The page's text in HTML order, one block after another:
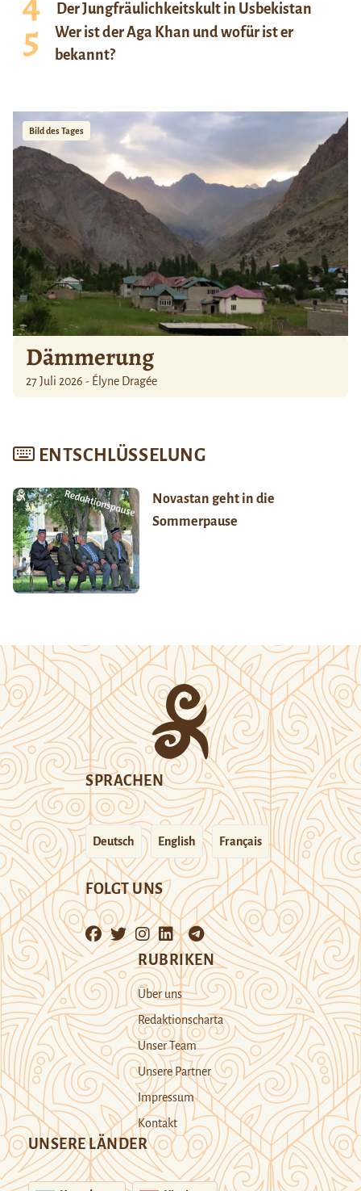
Der Jungfräulichkeitskult in Usbekistan
Wer ist der Aga Khan und wofür ist er
bekannt?
Bild des Tages
Dämmerung
27 Juli 2026 - Élyne Dragée
ENTSCHLÜSSELUNG
Novastan geht in die
Sommerpause
SPRACHEN
Deutsch English Français
FOLGT UNS
RUBRIKEN
Über uns
Redaktionscharta
Unser Team
Unsere Partner
Impressum
Kontakt
UNSERE LÄNDER